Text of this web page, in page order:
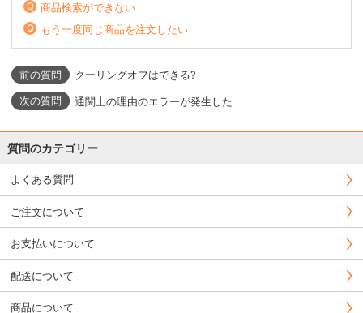
商品検索ができない
もう一度同じ商品を注文したい
クーリングオフはできる?
通関上の理由のエラーが発生した
質問のカテゴリー
よくある質問
ご注文について
お支払いについて
配送について
商品について